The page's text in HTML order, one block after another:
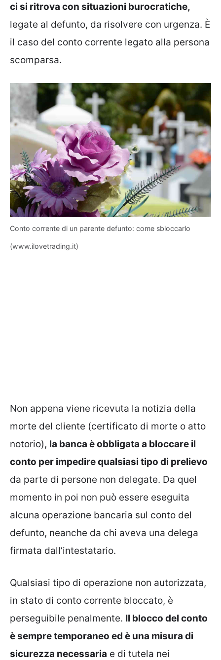
ci si ritrova con situazioni burocratiche,
legate al defunto, da risolvere con urgenza. È
il caso del conto corrente legato alla persona
scomparsa.
Conto corrente di un parente defunto: come sbloccarlo
(www.ilovetrading.it)
Non appena viene ricevuta la notizia della
morte del cliente (certificato di morte o atto
notorio), la banca è obbligata a bloccare il
conto per impedire qualsiasi tipo di prelievo
da parte di persone non delegate. Da quel
momento in poi non può essere eseguita
alcuna operazione bancaria sul conto del
defunto, neanche da chi aveva una delega
firmata dall’intestatario.
Qualsiasi tipo di operazione non autorizzata,
in stato di conto corrente bloccato, è
perseguibile penalmente. Il blocco del conto
è sempre temporaneo ed è una misura di
sicurezza necessaria e di tutela nei